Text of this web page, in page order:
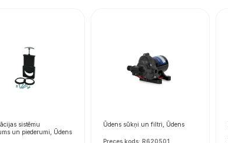
sistēmu
un piederumi, Ūdens
Ūdens sūkņi un filtri, Ūdens
Preces kods: R620501